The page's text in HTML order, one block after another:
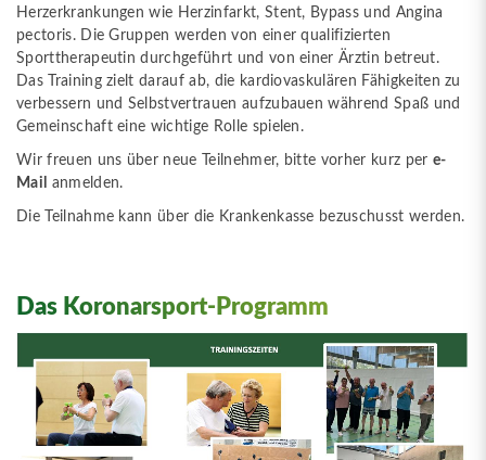
Herzerkrankungen wie Herzinfarkt, Stent, Bypass und Angina
pectoris. Die Gruppen werden von einer qualifizierten
Sporttherapeutin durchgeführt und von einer Ärztin betreut.
Das Training zielt darauf ab, die kardiovaskulären Fähigkeiten zu
verbessern und Selbstvertrauen aufzubauen während Spaß und
Gemeinschaft eine wichtige Rolle spielen. ​
Wir freuen uns über neue Teilnehmer, bitte vorher kurz per e-
Mail anmelden.
Die Teilnahme kann über die Krankenkasse bezuschusst werden.​
Das Koronarsport-Programm